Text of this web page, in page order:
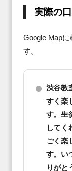
実際の
Google Map
す。
渋谷教
すく楽
す。生
してく
ごく楽
す。い
りがと